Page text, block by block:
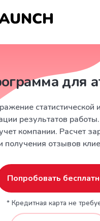
для
статистической
результатов
компании. Расчет
получения отзывов
Попробовать
* Кредитная карта не